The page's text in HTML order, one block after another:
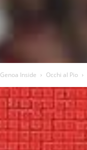
Genoa Inside Occhi al Pio